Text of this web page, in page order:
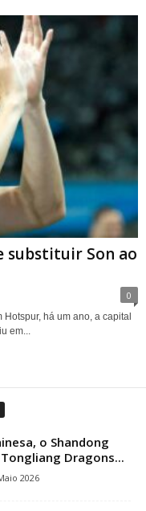
substituir Son ao
0
há um ano, a capital
em...
o Shandong
Dragons...
2026